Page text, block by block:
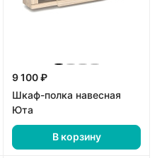
9 100 ₽
Шкаф-полка навесная
Юта
В корзину